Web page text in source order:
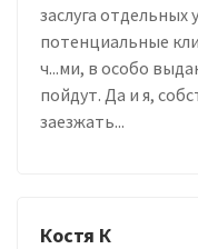
заслуга
потенциальные
ч...ми, в особо
пойдут. Да и я,
заезжать...
Костя К